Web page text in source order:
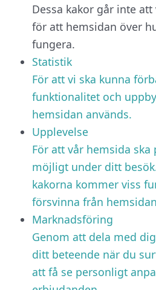
Dessa kakor går inte
för att hemsidan över
fungera.
Statistik
För att vi ska kunna
funktionalitet och
hemsidan används.
Upplevelse
För att vår hemsida
möjligt under ditt
kakorna kommer viss
försvinna från
Marknadsföring
Genom att dela med
ditt beteende när du
att få se personligt